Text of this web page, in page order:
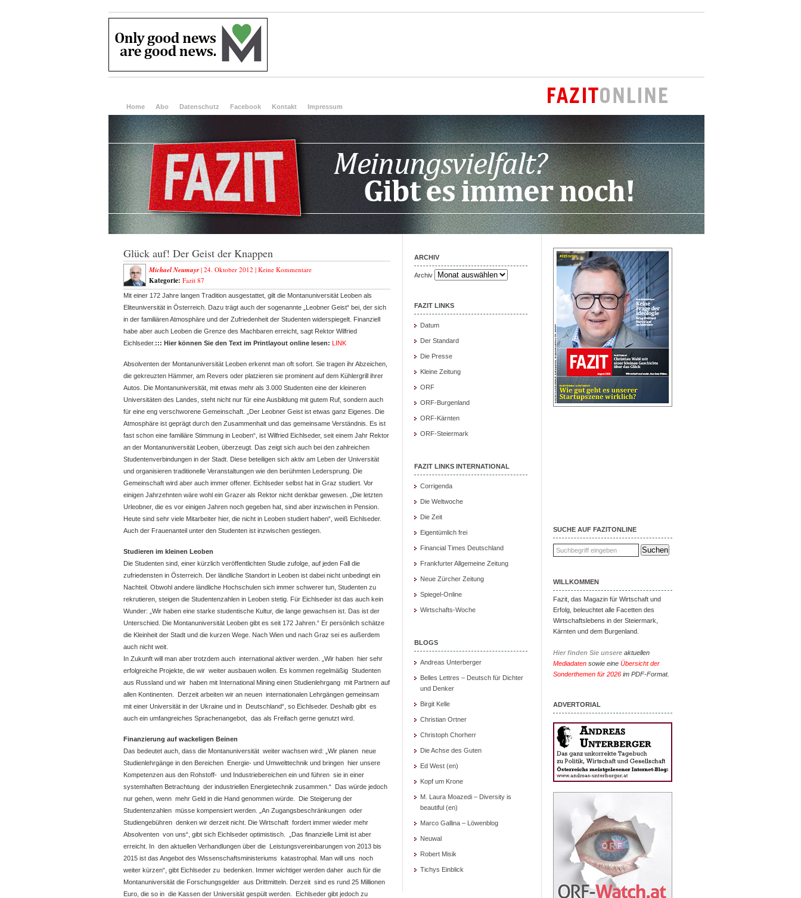
Home Abo Datenschutz Facebook Kontakt Impressum
Glück auf! Der Geist der Knappen
Michael Neumayr| 24. Oktober 2012 | Keine Kommentare
Kategorie: Fazit 87
Mit einer 172 Jahre langen Tradition ausgestattet, gilt die Montanuniversität Leoben als
Eliteuniversität in Österreich. Dazu trägt auch der sogenannte „Leobner Geist“ bei, der sich
in der familiären Atmosphäre und der Zufriedenheit der Studenten widerspiegelt. Finanziell
habe aber auch Leoben die Grenze des Machbaren erreicht, sagt Rektor Wilfried
Eichlseder. ::: Hier können Sie den Text im Printlayout online lesen: LINK
Absolventen der Montanuniversität Leoben erkennt man oft sofort. Sie tragen ihr Abzeichen,
die gekreuzten Hämmer, am Revers oder platzieren sie prominent auf dem Kühlergrill ihrer
Autos. Die Montanuniversität, mit etwas mehr als 3.000 Studenten eine der kleineren
Universitäten des Landes, steht nicht nur für eine Ausbildung mit gutem Ruf, sondern auch
für eine eng verschworene Gemeinschaft. „Der Leobner Geist ist etwas ganz Eigenes. Die
Atmosphäre ist geprägt durch den Zusammenhalt und das gemeinsame Verständnis. Es ist
fast schon eine familiäre Stimmung in Leoben“, ist Wilfried Eichlseder, seit einem Jahr Rektor
an der Montanuniversität Leoben, überzeugt. Das zeigt sich auch bei den zahlreichen
Studentenverbindungen in der Stadt. Diese beteiligen sich aktiv am Leben der Universität
und organisieren traditionelle Veranstaltungen wie den berühmten Ledersprung. Die
Gemeinschaft wird aber auch immer offener. Eichlseder selbst hat in Graz studiert. Vor
einigen Jahrzehnten wäre wohl ein Grazer als Rektor nicht denkbar gewesen. „Die letzten
Urleobner, die es vor einigen Jahren noch gegeben hat, sind aber inzwischen in Pension.
Heute sind sehr viele Mitarbeiter hier, die nicht in Leoben studiert haben“, weiß Eichlseder.
Auch der Frauenanteil unter den Studenten ist inzwischen gestiegen.
Studieren im kleinen Leoben
Die Studenten sind, einer kürzlich veröffentlichten Studie zufolge, auf jeden Fall die
zufriedensten in Österreich. Der ländliche Standort in Leoben ist dabei nicht unbedingt ein
Nachteil. Obwohl andere ländliche Hochschulen sich immer schwerer tun, Studenten zu
rekrutieren, steigen die Studentenzahlen in Leoben stetig. Für Eichlseder ist das auch kein
Wunder: „Wir haben eine starke studentische Kultur, die lange gewachsen ist. Das ist der
Unterschied. Die Montanuniversität Leoben gibt es seit 172 Jahren.“ Er persönlich schätze
die Kleinheit der Stadt und die kurzen Wege. Nach Wien und nach Graz sei es außerdem
auch nicht weit.
In Zukunft will man aber trotzdem auch international aktiver werden. „Wir haben hier sehr
erfolgreiche Projekte, die wir weiter ausbauen wollen. Es kommen regelmäßig Studenten
aus Russland und wir haben mit International Mining einen Studienlehrgang mit Partnern auf
allen Kontinenten. Derzeit arbeiten wir an neuen internationalen Lehrgängen gemeinsam
mit einer Universität in der Ukraine und in Deutschland“, so Eichlseder. Deshalb gibt es
auch ein umfangreiches Sprachenangebot, das als Freifach gerne genutzt wird.
Finanzierung auf wackeligen Beinen
Das bedeutet auch, dass die Montanuniversität weiter wachsen wird: „Wir planen neue
Studienlehrgänge in den Bereichen Energie- und Umwelttechnik und bringen hier unsere
Kompetenzen aus den Rohstoff- und Industriebereichen ein und führen sie in einer
systemhaften Betrachtung der industriellen Energietechnik zusammen.“ Das würde jedoch
nur gehen, wenn mehr Geld in die Hand genommen würde. Die Steigerung der
Studentenzahlen müsse kompensiert werden. „An Zugangsbeschränkungen oder
Studiengebühren denken wir derzeit nicht. Die Wirtschaft fordert immer wieder mehr
Absolventen von uns“, gibt sich Eichlseder optimistisch. „Das finanzielle Limit ist aber
erreicht. In den aktuellen Verhandlungen über die Leistungsvereinbarungen von 2013 bis
2015 ist das Angebot des Wissenschaftsministeriums katastrophal. Man will uns noch
weiter kürzen“, gibt Eichlseder zu bedenken. Immer wichtiger werden daher auch für die
Montanuniversität die Forschungsgelder aus Drittmitteln. Derzeit sind es rund 25 Millionen
Euro, die so in die Kassen der Universität gespült werden. Eichlseder gibt jedoch zu
ARCHIV
Archiv
FAZIT LINKS
Datum
Der Standard
Die Presse
Kleine Zeitung
ORF
ORF-Burgenland
ORF-Kärnten
ORF-Steiermark
FAZIT LINKS INTERNATIONAL
Corrigenda
Die Weltwoche
Die Zeit
Eigentümlich frei
Financial Times Deutschland
Frankfurter Allgemeine Zeitung
Neue Zürcher Zeitung
Spiegel-Online
Wirtschafts-Woche
BLOGS
Andreas Unterberger
Belles Lettres – Deutsch für Dichter
und Denker
Birgit Kelle
Christian Ortner
Christoph Chorherr
Die Achse des Guten
Ed West (en)
Kopf um Krone
M. Laura Moazedi – Diversity is
beautiful (en)
Marco Gallina – Löwenblog
Neuwal
Robert Misik
Tichys Einblick
SUCHE AUF FAZITONLINE
WILLKOMMEN
Fazit, das Magazin für Wirtschaft und
Erfolg, beleuchtet alle Facetten des
Wirtschaftslebens in der Steiermark,
Kärnten und dem Burgenland.
Hier finden Sie unsere aktuellen
Mediadaten sowie eine Übersicht der
Sonderthemen für 2026 im PDF-Format.
ADVERTORIAL